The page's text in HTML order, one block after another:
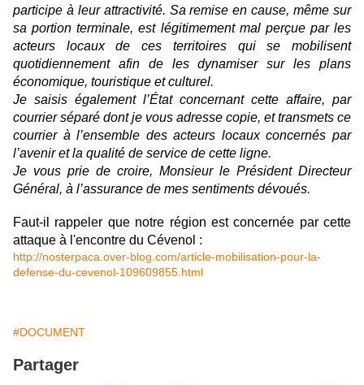
participe à leur attractivité. Sa remise en cause, même sur
sa portion terminale, est légitimement mal perçue par les
acteurs locaux de ces territoires qui se mobilisent
quotidiennement afin de les dynamiser sur les plans
économique, touristique et culturel.
Je saisis également l’État concernant cette affaire, par
courrier séparé dont je vous adresse copie, et transmets ce
courrier à l’ensemble des acteurs locaux concernés par
l’avenir et la qualité de service de cette ligne.
Je vous prie de croire, Monsieur le Président Directeur
Général, à l’assurance de mes sentiments dévoués.
Faut-il rappeler que notre région est concernée par cette
attaque à l'encontre du Cévenol :
http://nosterpaca.over-blog.com/article-mobilisation-pour-la-
defense-du-cevenol-109609855.html
#DOCUMENT
Partager